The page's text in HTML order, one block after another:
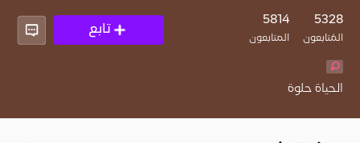
5328
المُتابعون
5814
المتابعون
تابع
الحياة حلوة